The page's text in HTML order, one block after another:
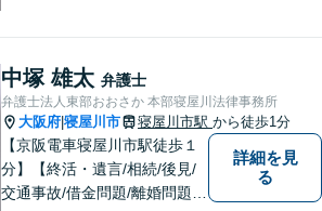
全力でサポートいたします。
中塚 雄太 弁護士
弁護士法人東部おおさか 本部寝屋川法律事務所
大阪府 寝屋川市 寝屋川市駅 から徒歩1分
【京阪電車寝屋川市駅徒歩１
分】【終活・遺言/相続/後見/
交通事故/借金問題/離婚問題等
詳細を見
る